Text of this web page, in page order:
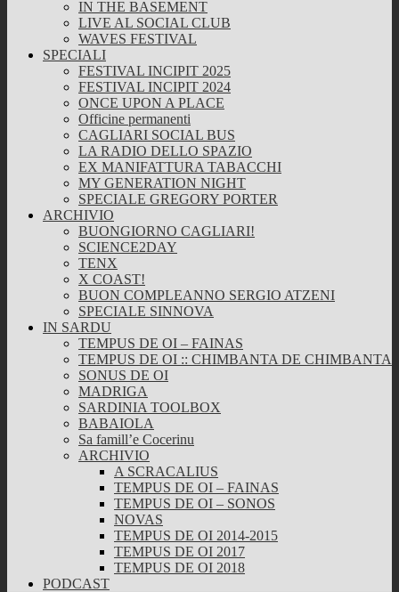
IN THE BASEMENT
LIVE AL SOCIAL CLUB
WAVES FESTIVAL
SPECIALI
FESTIVAL INCIPIT 2025
FESTIVAL INCIPIT 2024
ONCE UPON A PLACE
Officine permanenti
CAGLIARI SOCIAL BUS
LA RADIO DELLO SPAZIO
EX MANIFATTURA TABACCHI
MY GENERATION NIGHT
SPECIALE GREGORY PORTER
ARCHIVIO
BUONGIORNO CAGLIARI!
SCIENCE2DAY
TENX
X COAST!
BUON COMPLEANNO SERGIO ATZENI
SPECIALE SINNOVA
IN SARDU
TEMPUS DE OI – FAINAS
TEMPUS DE OI :: CHIMBANTA DE CHIMBANTA
SONUS DE OI
MADRIGA
SARDINIA TOOLBOX
BABAIOLA
Sa famill’e Cocerinu
ARCHIVIO
A SCRACALIUS
TEMPUS DE OI – FAINAS
TEMPUS DE OI – SONOS
NOVAS
TEMPUS DE OI 2014-2015
TEMPUS DE OI 2017
TEMPUS DE OI 2018
PODCAST